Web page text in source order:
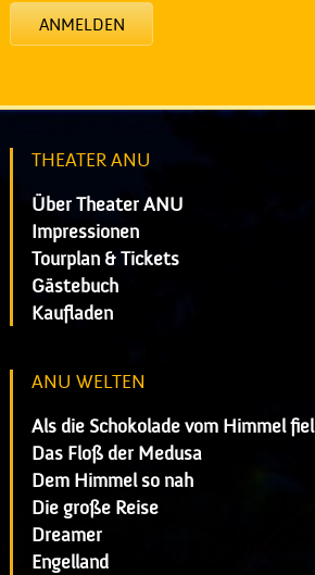
ANMELDEN
THEATER ANU
Über Theater ANU
Impressionen
Tourplan & Tickets
Gästebuch
Kaufladen
ANU WELTEN
Als die Schokolade vom Himmel fiel
Das Floß der Medusa
Dem Himmel so nah
Die große Reise
Dreamer
Engelland